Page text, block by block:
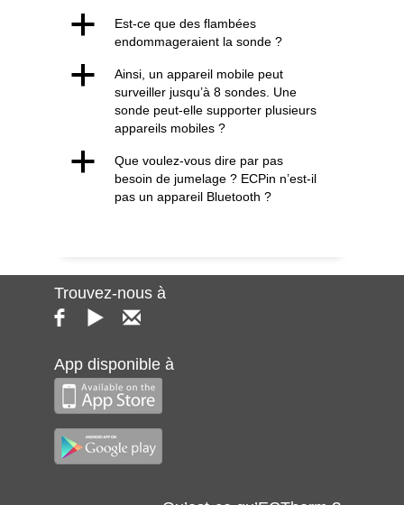
a
Est-ce que des flambées
endommageraient la sonde ?
a
Ainsi, un appareil mobile peut
surveiller jusqu’à 8 sondes. Une
sonde peut-elle supporter plusieurs
appareils mobiles ?
a
Que voulez-vous dire par pas
besoin de jumelage ? ECPin n’est-il
pas un appareil Bluetooth ?
Trouvez-nous à
App disponible à